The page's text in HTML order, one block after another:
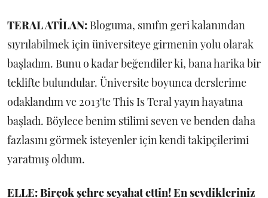
TERAL ATİLAN: Bloguma, sınıfın geri kalanından
sıyrılabilmek için üniversiteye girmenin yolu olarak
başladım. Bunu o kadar beğendiler ki, bana harika bir
teklifte bulundular. Üniversite boyunca derslerime
odaklandım ve 2013'te This Is Teral yayın hayatına
başladı. Böylece benim stilimi seven ve benden daha
fazlasını görmek isteyenler için kendi takipçilerimi
yaratmış oldum.
ELLE: Birçok şehre seyahat ettin! En sevdikleriniz